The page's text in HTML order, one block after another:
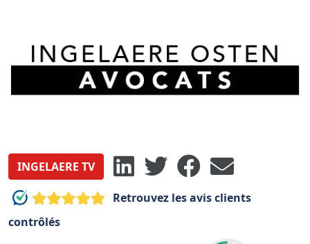
INGELAERE TV
Retrouvez les avis clients
contrôlés